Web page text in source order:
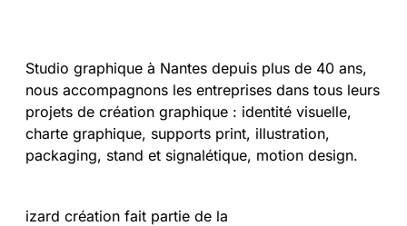
Studio graphique à Nantes depuis plus de 40 ans,
nous accompagnons les entreprises dans tous leurs
projets de création graphique : identité visuelle,
charte graphique, supports print, illustration,
packaging, stand et signalétique, motion design.
izard création fait partie de la